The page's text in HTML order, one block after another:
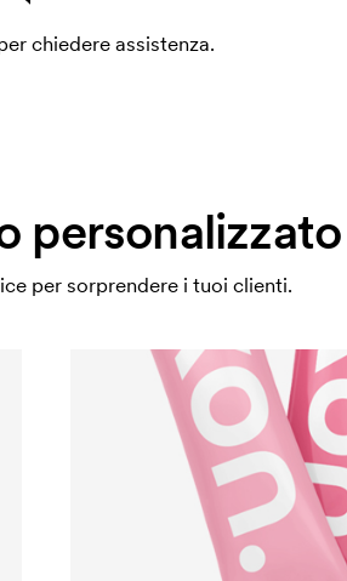
chiedere assistenza.
personalizzato
per sorprendere i tuoi clienti.